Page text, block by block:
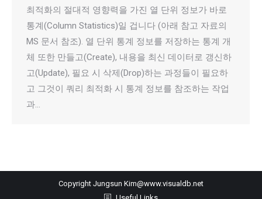
최적화의 절대적 영향력을 가진 열 단위 정보가 바로
통계(Column Statistics)일 겁니다 (아래 참고 자료의
MS 문서 참조). 열 단위 통계 정보를 저장하는 통계 개
체 또한 만들고(Create), 내용을 최신 데이터로 갱신하
고(Update), 필요 시 삭제(Drop)하는 과정들이 필요하
고 그것이 쿼리 최적화 시 통계 정보를 참조하는 작업
과…
Copyright Jungsun Kim@www.visualdb.net